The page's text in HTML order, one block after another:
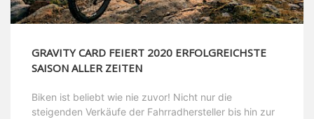
GRAVITY CARD FEIERT 2020 ERFOLGREICHSTE
SAISON ALLER ZEITEN
Biken ist beliebt wie nie zuvor! Nicht nur die
steigenden Verkäufe der Fahrradhersteller bis hin zur